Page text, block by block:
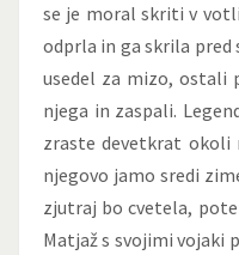
se je moral skriti v
odprla in ga skrila pred
usedel za mizo, ostali
njega in zaspali.
zraste devetkrat okoli
njegovo jamo sredi
zjutraj bo cvetela,
Matjaž s svojimi vojaki